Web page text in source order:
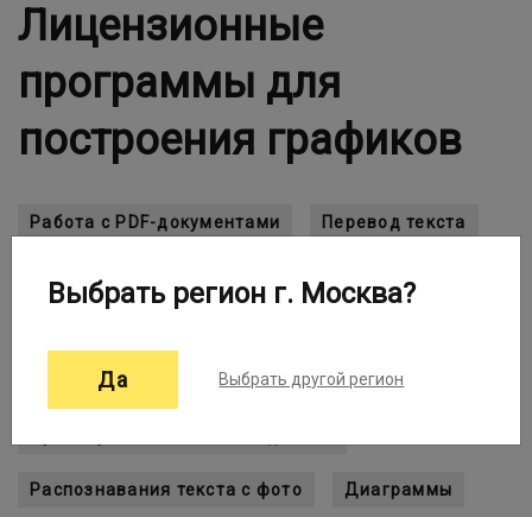
Лицензионные
программы для
построения графиков
Работа с PDF-документами Перевод текста
Работа с таблицами
Сравнение документов
Распознавания текста с фото Диаграммы
Выбрать регион г. Москва?
Да Выбрать другой регион